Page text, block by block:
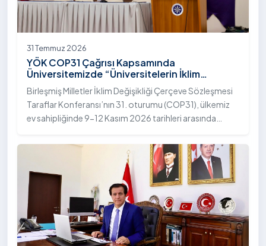
31 Temmuz 2026
YÖK COP31 Çağrısı Kapsamında
Üniversitemizde “Üniversitelerin İklim
Diplomasisindeki Rolü” Konulu Bilgilendirme
Toplantısı Yapıldı
Birleşmiş Milletler İklim Değişikliği Çerçeve Sözleşmesi
Taraflar Konferansı’nın 31. oturumu (COP31), ülkemiz
ev sahipliğinde 9-12 Kasım 2026 tarihleri arasında
Yükseköğretim Kurulu (YÖK), üniversitelerin akademik
katkı ve proje bildirimlerini koordine etme çağrısında
bulundu. Ardahan Üniversitesinde 31 Temmuz 2026
tarihinde bu çağrıya yönelik bir ön hazırlık toplantısı
düzenlendi.